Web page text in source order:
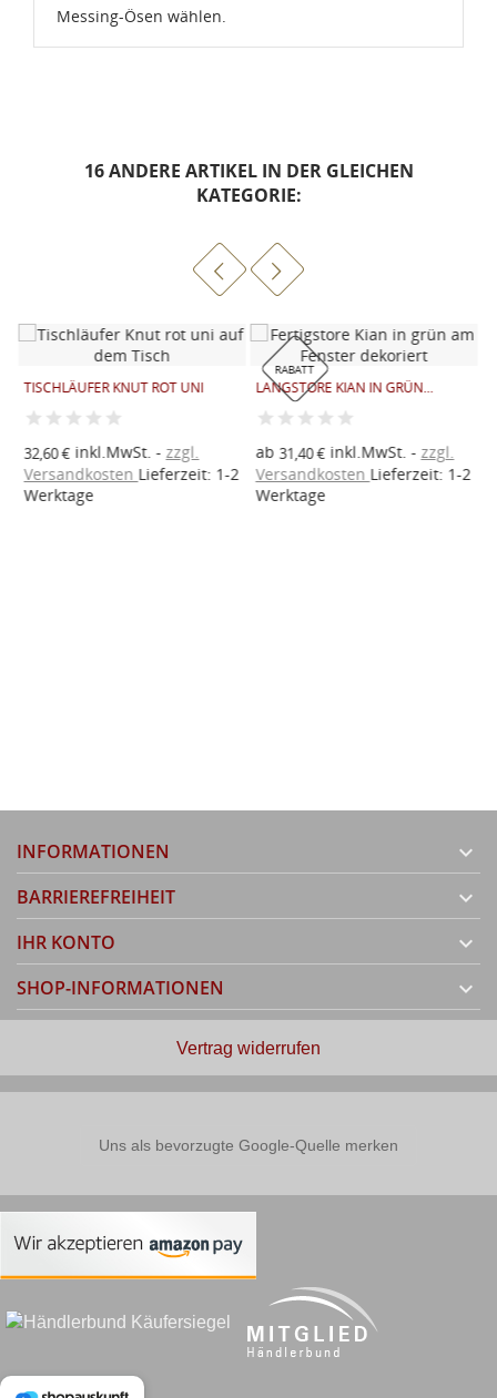
Messing-Ösen wählen.
16 ANDERE ARTIKEL IN DER GLEICHEN
KATEGORIE:
TISCHLÄUFER KNUT ROT UNI
32,60 €inkl.MwSt.
zzgl.
Versandkosten Lieferzeit: 1-2
Werktage
RABATT
LANGSTORE KIAN IN GRÜN...
ab 31,40 €inkl.MwSt.
zzgl.
Versandkosten Lieferzeit: 1-2
Werktage
INFORMATIONEN 
BARRIEREFREIHEIT 
IHR KONTO 
SHOP-INFORMATIONEN 
Vertrag widerrufen
Uns als bevorzugte Google-Quelle merken